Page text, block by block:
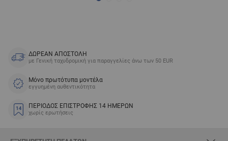
ΔΩΡΕΑΝ ΑΠΟΣΤΟΛΗ
με Γενική ταχυδρομική για παραγγελίες άνω των 50 EUR
Μόνο πρωτότυπα μοντέλα
εγγυημένη αυθεντικότητα
ΠΕΡΙΟΔΟΣ ΕΠΙΣΤΡΟΦΗΣ 14 ΗΜΕΡΩΝ
χωρίς ερωτήσεις